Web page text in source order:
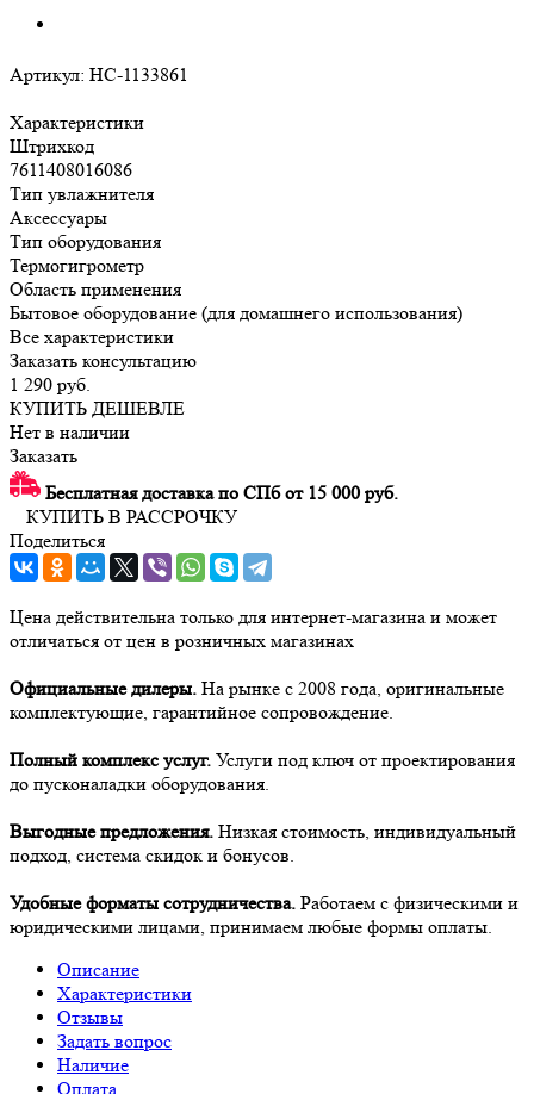
Артикул: НС-1133861
Характеристики
Штрихкод
7611408016086
Тип увлажнителя
Аксессуары
Тип оборудования
Термогигрометр
Область применения
Бытовое оборудование (для домашнего использования)
Все характеристики
Заказать консультацию
1 290 руб.
КУПИТЬ ДЕШЕВЛЕ
Нет в наличии
Заказать
Бесплатная доставка по СПб от 15 000 руб.
КУПИТЬ В РАССРОЧКУ
Поделиться
Цена действительна только для интернет-магазина и может
отличаться от цен в розничных магазинах
Официальные дилеры. На рынке с 2008 года, оригинальные
комплектующие, гарантийное сопровождение.
Полный комплекс услуг. Услуги под ключ от проектирования
до пусконаладки оборудования.
Выгодные предложения. Низкая стоимость, индивидуальный
подход, система скидок и бонусов.
Удобные форматы сотрудничества. Работаем с физическими и
юридическими лицами, принимаем любые формы оплаты.
Описание
Характеристики
Отзывы
Задать вопрос
Наличие
Оплата